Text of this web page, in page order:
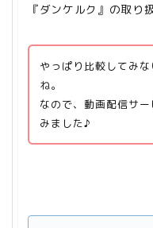
『ダンケルク』の取り
やっぱり比較してみ
ね。
なので、動画配信サ
みました♪